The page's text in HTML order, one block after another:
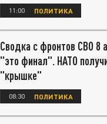
11:00 ПОЛИТИКА
Сводка с фронтов СВО 8
"это финал". НАТО
"крышке"
08:30 ПОЛИТИКА